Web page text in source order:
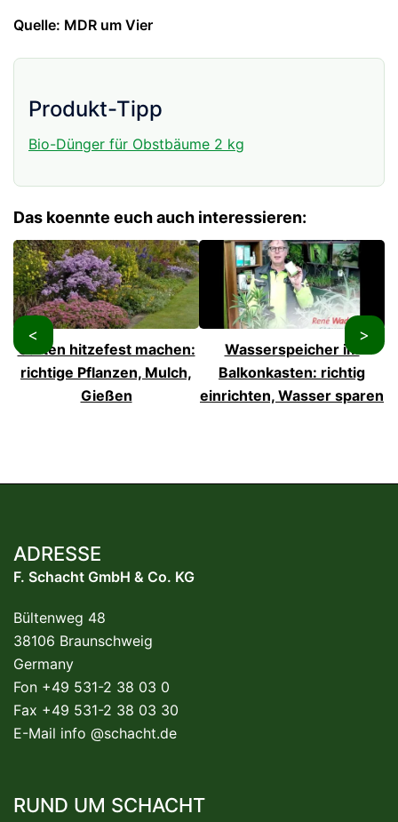
Quelle: MDR um Vier
Produkt-Tipp
Bio-Dünger für Obstbäume 2 kg
Das koennte euch auch interessieren:
Garten hitzefest machen:
richtige Pflanzen, Mulch,
Gießen
Wasserspeicher im
Balkonkasten: richtig
einrichten, Wasser sparen
< >
ADRESSE
F. Schacht GmbH & Co. KG
Bültenweg 48
38106 Braunschweig
Germany
Fon +49 531-2 38 03 0
Fax +49 531-2 38 03 30
E-Mail info @schacht.de
RUND UM SCHACHT